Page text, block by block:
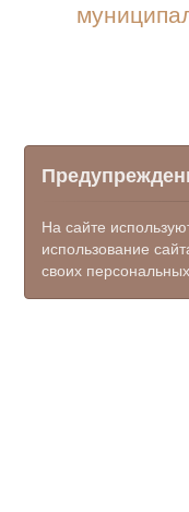
На сайте
использование
своих